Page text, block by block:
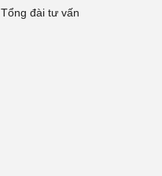
Tổng đài tư vấn